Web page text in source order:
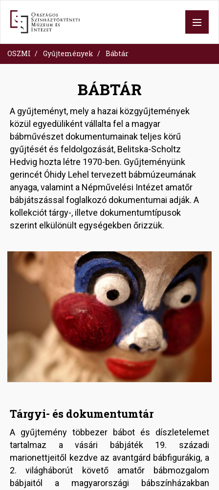
tartalomra
OSZMI Gyűjtemények Bábtár
BÁBTÁR
A gyűjteményt, mely a hazai közgyűjtemények
közül egyedüliként vállalta fel a magyar
bábművészet dokumentumainak teljes körű
gyűjtését és feldolgozását, Belitska-Scholtz
Hedvig hozta létre 1970-ben. Gyűjteményünk
gerincét Óhidy Lehel tervezett bábmúzeumának
anyaga, valamint a Népművelési Intézet amatőr
bábjátszással foglalkozó dokumentumai adják. A
kollekciót tárgy-, illetve dokumentumtípusok
szerint elkülönült egységekben őrizzük.
Image
Tárgyi- és dokumentumtár
A gyűjtemény többezer bábot és díszletelemet
tartalmaz a vásári bábjáték 19. századi
marionettjeitől kezdve az avantgárd bábfigurákig, a
2. világháborút követő amatőr bábmozgalom
bábjaitól a magyarországi bábszínházakban